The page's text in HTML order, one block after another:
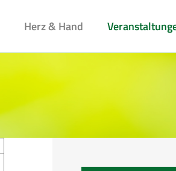
Herz & Hand